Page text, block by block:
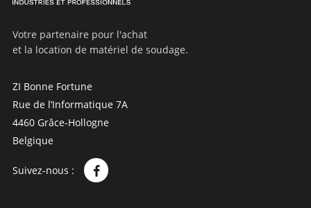
Votre partenaire pour l'achat
et la location de matériel de soudage.
ZI Bonne Fortune
Rue de l’Informatique 7A
4460 Grâce-Hollogne
Belgique
Suivez-nous :